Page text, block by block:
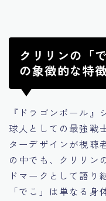
クリリンの「
の象徴的な特
『ドラゴンボール』
球人としての最強戦
ターデザインが視聴
の中でも、クリリン
ドマークとして語り
「でこ」は単なる